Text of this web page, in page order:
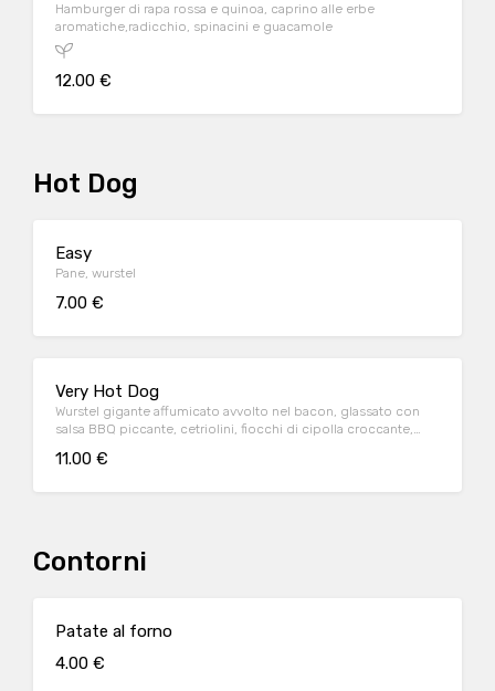
Hamburger di rapa rossa e quinoa, caprino alle erbe
aromatiche,radicchio, spinacini e guacamole
12.00 €
Hot Dog
Easy
Pane, wurstel
7.00 €
Very Hot Dog
Wurstel gigante affumicato avvolto nel bacon, glassato con
salsa BBQ piccante, cetriolini, fiocchi di cipolla croccante,
11.00 €
Contorni
Patate al forno
4.00 €